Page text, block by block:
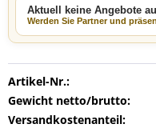
Aktuell keine Angebote
Werden Sie Partner und
Artikel-Nr.:
Gewicht netto/brutto:
Versandkostenanteil: